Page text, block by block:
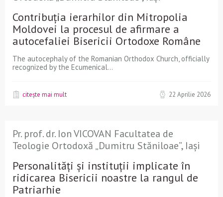
Contribuția ierarhilor din Mitropolia
Moldovei la procesul de afirmare a
autocefaliei Bisericii Ortodoxe Române
The autocephaly of the Romanian Orthodox Church, officially
recognized by the Ecumenical...
citește mai mult 22 Aprilie 2026
Pr. prof. dr. Ion VICOVAN Facultatea de
Teologie Ortodoxă „Dumitru Stăniloae”, Iași
Personalități și instituții implicate în
ridicarea Bisericii noastre la rangul de
Patriarhie